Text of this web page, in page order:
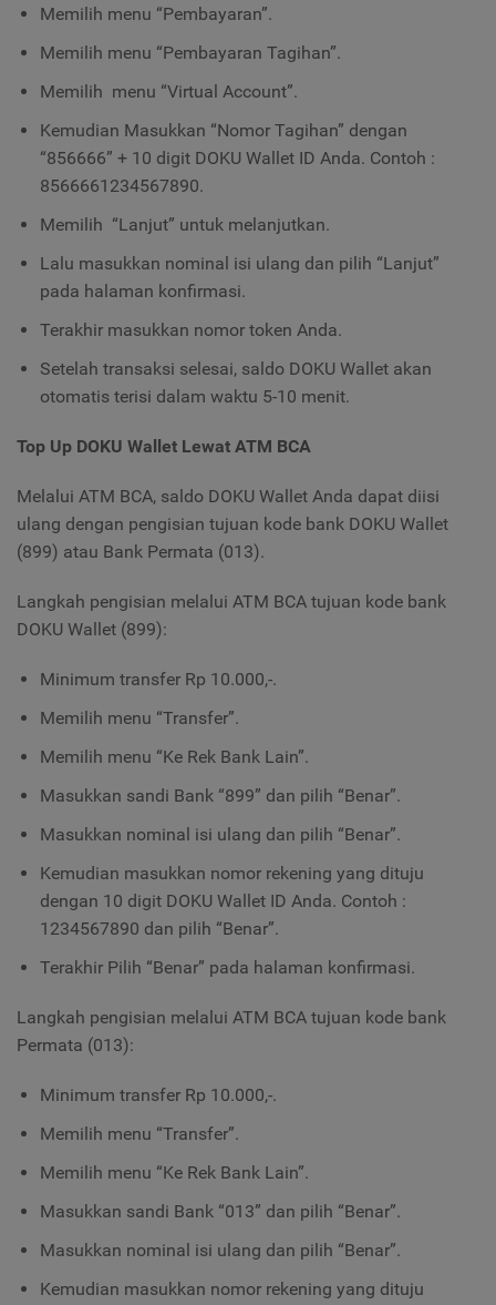
Memilih menu “Pembayaran”.
Memilih menu “Pembayaran Tagihan”.
Memilih menu “Virtual Account”.
Kemudian Masukkan “Nomor Tagihan” dengan
“856666” + 10 digit DOKU Wallet ID Anda. Contoh :
8566661234567890.
Memilih “Lanjut” untuk melanjutkan.
Lalu masukkan nominal isi ulang dan pilih “Lanjut”
pada halaman konfirmasi.
Terakhir masukkan nomor token Anda.
Setelah transaksi selesai, saldo DOKU Wallet akan
otomatis terisi dalam waktu 5-10 menit.
Top Up DOKU Wallet Lewat ATM BCA
Melalui ATM BCA, saldo DOKU Wallet Anda dapat diisi
ulang dengan pengisian tujuan kode bank DOKU Wallet
(899) atau Bank Permata (013).
Langkah pengisian melalui ATM BCA tujuan kode bank
DOKU Wallet (899):
Minimum transfer Rp 10.000,-.
Memilih menu “Transfer”.
Memilih menu “Ke Rek Bank Lain”.
Masukkan sandi Bank “899” dan pilih “Benar”.
Masukkan nominal isi ulang dan pilih “Benar”.
Kemudian masukkan nomor rekening yang dituju
dengan 10 digit DOKU Wallet ID Anda. Contoh :
1234567890 dan pilih “Benar”.
Terakhir Pilih “Benar” pada halaman konfirmasi.
Langkah pengisian melalui ATM BCA tujuan kode bank
Permata (013):
Minimum transfer Rp 10.000,-.
Memilih menu “Transfer”.
Memilih menu “Ke Rek Bank Lain”.
Masukkan sandi Bank “013” dan pilih “Benar”.
Masukkan nominal isi ulang dan pilih “Benar”.
Kemudian masukkan nomor rekening yang dituju